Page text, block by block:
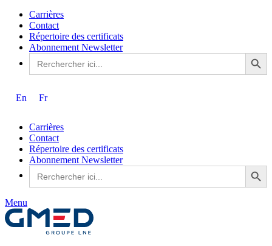
Carrières
Contact
Répertoire des certificats
Abonnement Newsletter
Search
for:
Search Button
En Fr
Carrières
Contact
Répertoire des certificats
Abonnement Newsletter
Search
for:
Search Button
Menu